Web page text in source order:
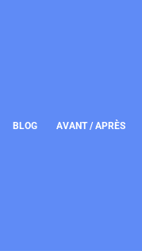
BLOG AVANT / APRÈS